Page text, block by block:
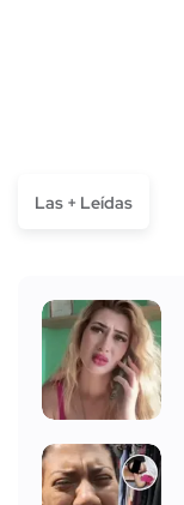
Las + Leídas